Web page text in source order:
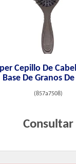
Cepillo De
Base De Granos
(857a7508)
Consultar